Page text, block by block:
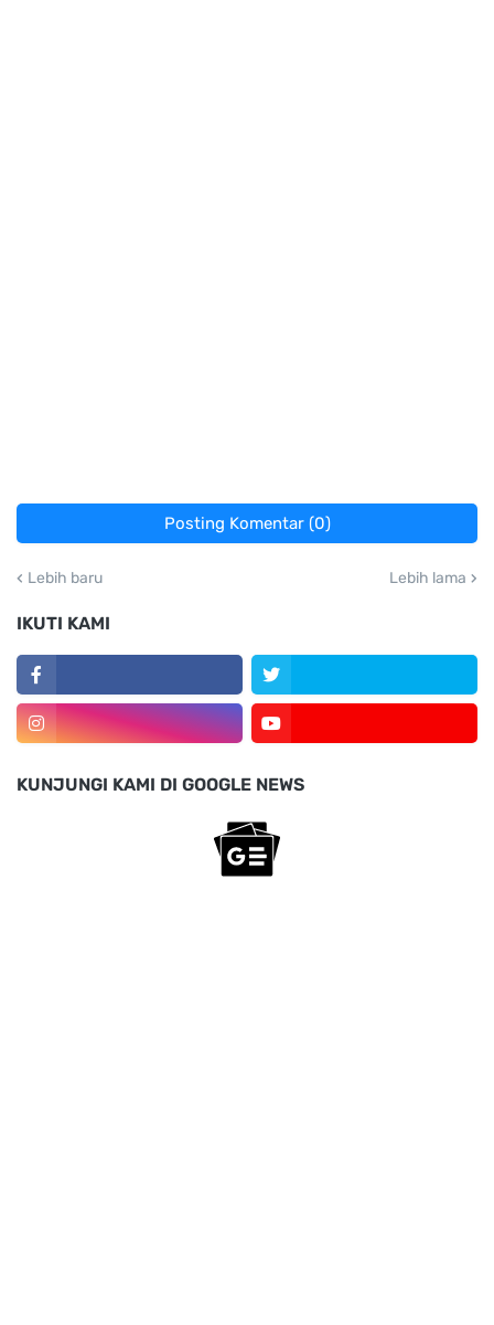
Posting Komentar (0)
Lebih baru Lebih lama
IKUTI KAMI
KUNJUNGI KAMI DI GOOGLE NEWS